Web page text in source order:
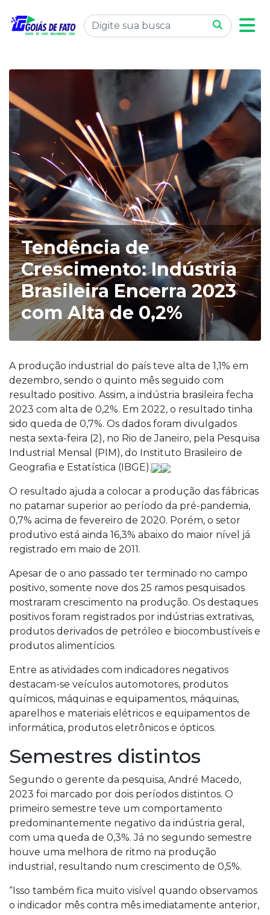
Tendência de
Crescimento: Indústria
Brasileira Encerra 2023
com Alta de 0,2%
A produção industrial do país teve alta de 1,1% em
dezembro, sendo o quinto mês seguido com
resultado positivo. Assim, a indústria brasileira fecha
2023 com alta de 0,2%. Em 2022, o resultado tinha
sido queda de 0,7%. Os dados foram divulgados
nesta sexta-feira (2), no Rio de Janeiro, pela Pesquisa
Industrial Mensal (PIM), do Instituto Brasileiro de
Geografia e Estatística (IBGE).
O resultado ajuda a colocar a produção das fábricas
no patamar superior ao período da pré-pandemia,
0,7% acima de fevereiro de 2020. Porém, o setor
produtivo está ainda 16,3% abaixo do maior nível já
registrado em maio de 2011.
Apesar de o ano passado ter terminado no campo
positivo, somente nove dos 25 ramos pesquisados
mostraram crescimento na produção. Os destaques
positivos foram registrados por indústrias extrativas,
produtos derivados de petróleo e biocombustíveis e
produtos alimentícios.
Entre as atividades com indicadores negativos
destacam-se veículos automotores, produtos
químicos, máquinas e equipamentos, máquinas,
aparelhos e materiais elétricos e equipamentos de
informática, produtos eletrônicos e ópticos.
Semestres distintos
Segundo o gerente da pesquisa, André Macedo,
2023 foi marcado por dois períodos distintos. O
primeiro semestre teve um comportamento
predominantemente negativo da indústria geral,
com uma queda de 0,3%. Já no segundo semestre
houve uma melhora de ritmo na produção
industrial, resultando num crescimento de 0,5%.
“Isso também fica muito visível quando observamos
o indicador mês contra mês imediatamente anterior,